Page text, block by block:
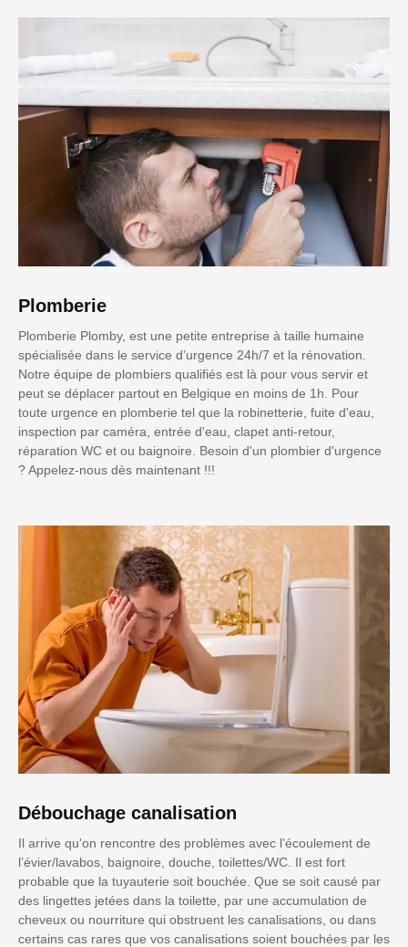
Plomberie
Plomberie Plomby, est une petite entreprise à taille humaine
spécialisée dans le service d’urgence 24h/7 et la rénovation.
Notre équipe de plombiers qualifiés est là pour vous servir et
peut se déplacer partout en Belgique en moins de 1h. Pour
toute urgence en plomberie tel que la robinetterie, fuite d'eau,
inspection par caméra, entrée d'eau, clapet anti-retour,
réparation WC et ou baignoire. Besoin d'un plombier d'urgence
? Appelez-nous dès maintenant !!!
Débouchage canalisation
Il arrive qu'on rencontre des problèmes avec l’écoulement de
l’évier/lavabos, baignoire, douche, toilettes/WC. Il est fort
probable que la tuyauterie soit bouchée. Que se soit causé par
des lingettes jetées dans la toilette, par une accumulation de
cheveux ou nourriture qui obstruent les canalisations, ou dans
certains cas rares que vos canalisations soient bouchées par les